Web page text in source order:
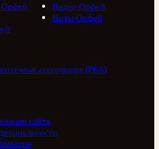
Орфей
Видео Орфей
Ноты Орфей
ассоциация (РБА)
сайта